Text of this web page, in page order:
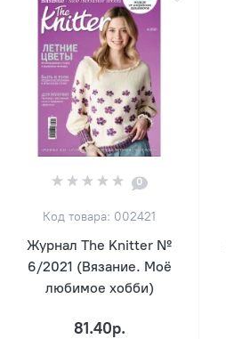
0
Код товара: 002421
Журнал The Knitter №
6/2021 (Вязание. Моё
любимое хобби)
81.40р.